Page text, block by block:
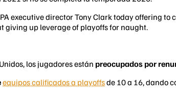
executive director Tony Clark today offering
giving up leverage of playoffs for naught.
los jugadores están preocupados por
equipos calificados a playoffsde 10 a 16, dando